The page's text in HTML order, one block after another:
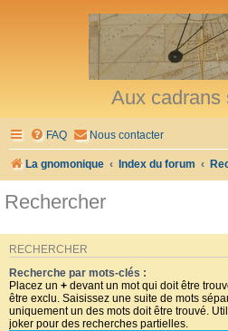
Aux cadrans
FAQ Nous contacter
La gnomonique Index du forum
Rechercher
RECHERCHER
Recherche par mots-clés :
Placez un + devant un mot qui doit être
être exclu. Saisissez une suite de mots
uniquement un des mots doit être trouvé.
joker pour des recherches partielles.